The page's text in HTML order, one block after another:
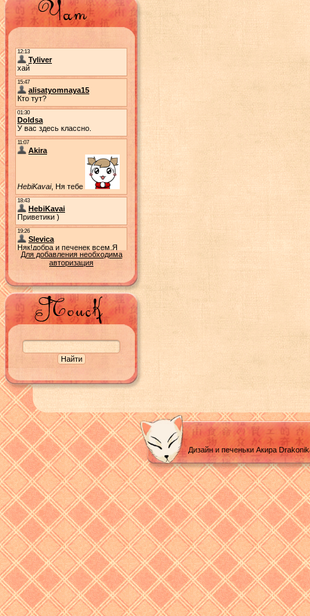
Для добавления необходима
авторизация
Дизайн и печеньки Акира